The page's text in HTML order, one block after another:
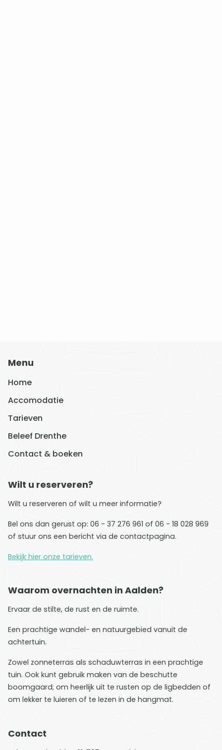
Menu
Home
Accomodatie
Tarieven
Beleef Drenthe
Contact & boeken
Wilt u reserveren?
Wilt u reserveren of wilt u meer informatie?
Bel ons dan gerust op: 06 - 37 276 961 of 06 - 18 028 969
of stuur ons een bericht via de contactpagina.
Bekijk hier onze tarieven.
Waarom overnachten in Aalden?
Ervaar de stilte, de rust en de ruimte.
Een prachtige wandel- en natuurgebied vanuit de
achtertuin.
Zowel zonneterras als schaduwterras in een prachtige
tuin. Ook kunt gebruik maken van de beschutte
boomgaard; om heerlijk uit te rusten op de ligbedden of
om lekker te luieren of te lezen in de hangmat.
Contact